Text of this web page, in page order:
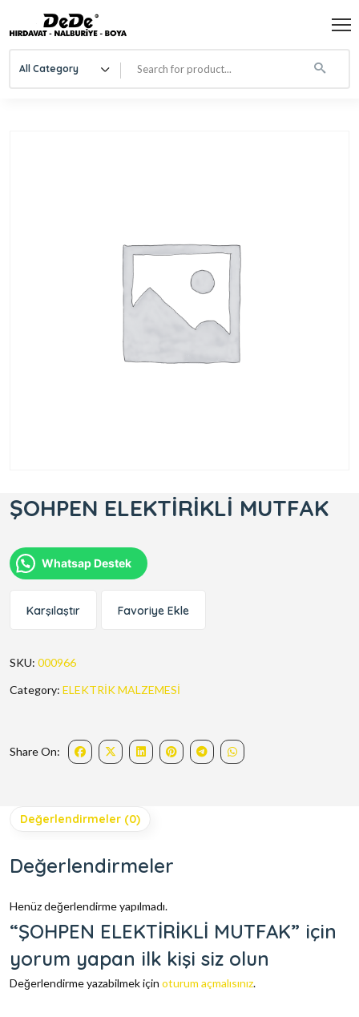
All Category
ŞOHPEN ELEKTİRİKLİ MUTFAK
Whatsap Destek
Karşılaştır Favoriye Ekle
SKU: 000966
Category: ELEKTRİK MALZEMESİ
Share On:
Değerlendirmeler (0)
Değerlendirmeler
Henüz değerlendirme yapılmadı.
“ŞOHPEN ELEKTİRİKLİ MUTFAK” için
yorum yapan ilk kişi siz olun
Değerlendirme yazabilmek için oturum açmalısınız.